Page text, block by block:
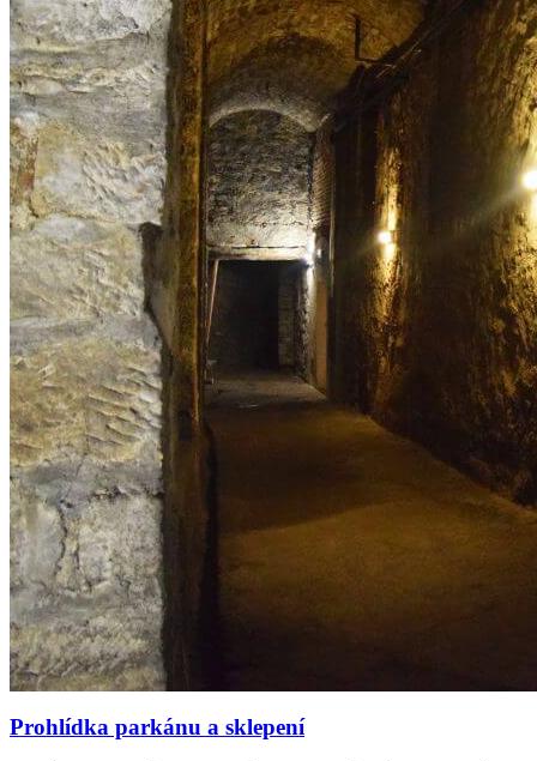
Prohlídka parkánu a sklepení